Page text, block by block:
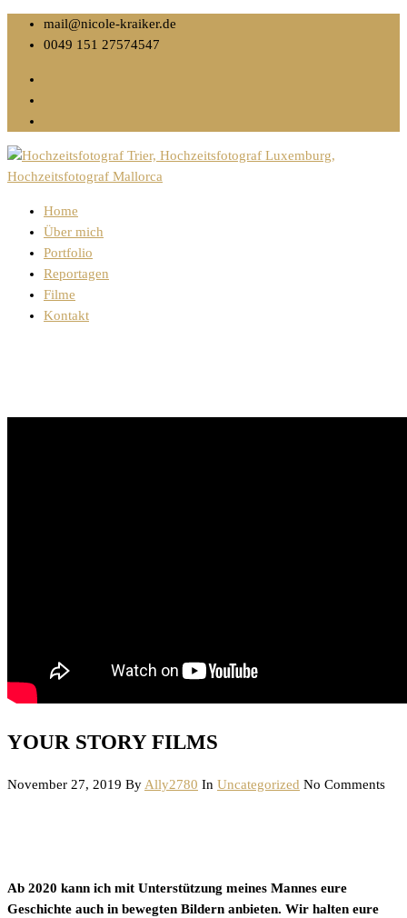
mail@nicole-kraiker.de
0049 151 27574547
Home
Über mich
Portfolio
Reportagen
Filme
Kontakt
YOUR STORY FILMS
November 27, 2019 ByAlly2780 In Uncategorized No Comments
Ab 2020 kann ich mit Unterstützung meines Mannes eure
Geschichte auch in bewegten Bildern anbieten. Wir halten eure